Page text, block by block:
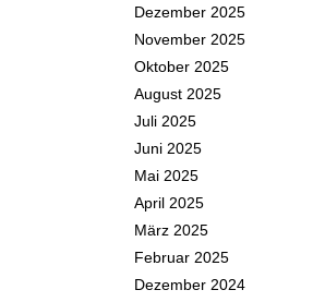
Dezember 2025
November 2025
Oktober 2025
August 2025
Juli 2025
Juni 2025
Mai 2025
April 2025
März 2025
Februar 2025
Dezember 2024